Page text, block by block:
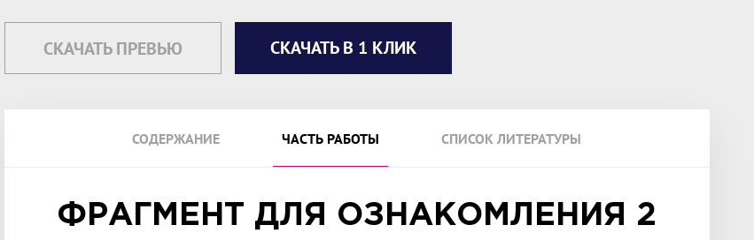
СКАЧАТЬ ПРЕВЬЮ СКАЧАТЬ В 1 КЛИК
СОДЕРЖАНИЕ ЧАСТЬ РАБОТЫ СПИСОК ЛИТЕРАТУРЫ
ФРАГМЕНТ ДЛЯ ОЗНАКОМЛЕНИЯ 2